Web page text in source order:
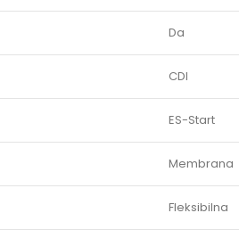
Da
CDI
ES-Start
Membrana
Fleksibilna